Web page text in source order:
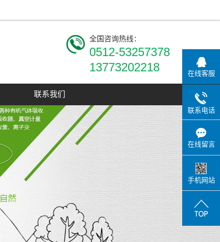
全国咨询热线：
0512-53257378
13773202218
联系我们
在线客服
联系电话
在线留言
手机网站